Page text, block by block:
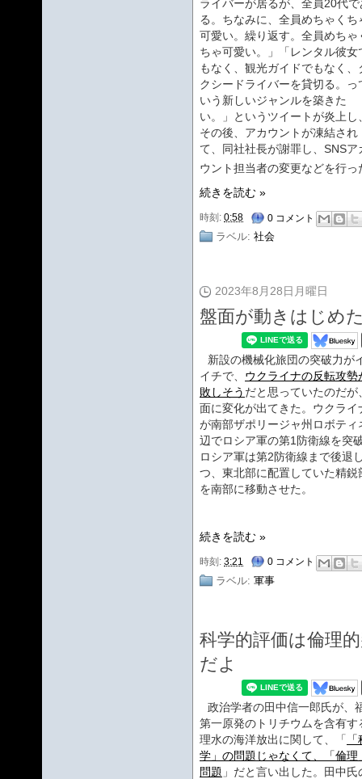
ライバーが居るが、全員20代で
る。ちなみに、全員めちゃくち
可愛い。繰り返す。全員めちゃ
ちゃ可愛い。」「レンタル彼女
もなく、観光ガイドでもなく、
クシードライバーを貸切る。っ
いう新しいジャンルを築きた
い。」というツイートが炎上し
その後、アカウントが凍結され
て、同社社長が謝罪し、SNSア
ウント担当者の変更などを行っ
続きを読む »
時刻: 0:58 0 コメント
ラベル: 社会
2023年8月28日月曜日
盤面が動きはじめ
新設の機械化旅団の突破力が
イチで、 ウクライナの反転攻勢
敗しそう だと思っていたのだが
面に変化が出てきた。ウクライ
が南部ザポリージャ州ロボティ
辺でロシア軍の第1防衛線を突
ロシア軍は第2防衛線まで後退
つ、東北部に配置していた精鋭
を南部に移動させた。
続きを読む »
時刻: 3:21 0 コメント
ラベル: 軍事
科学的評価は倫理
だよ
政治学者の田中信一郎氏が、
第一原発のトリチウムを含有す
理水の海洋放出に関して、「
学」の問題じゃなくて、「倫理
問題 」だと言い出した。田中氏